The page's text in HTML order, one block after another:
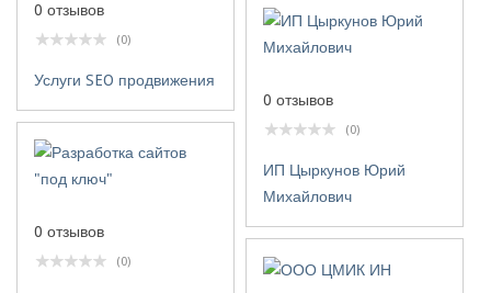
0 отзывов
(0)
Услуги SEO продвижения
0 отзывов
(0)
ИП Цыркунов Юрий
Михайлович
0 отзывов
(0)